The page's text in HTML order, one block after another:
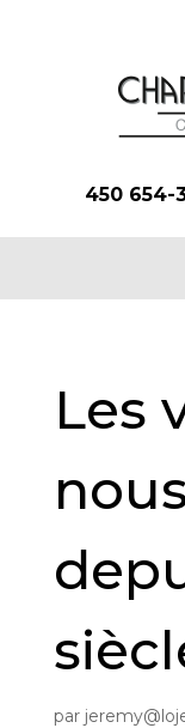
450 654-
Les
par